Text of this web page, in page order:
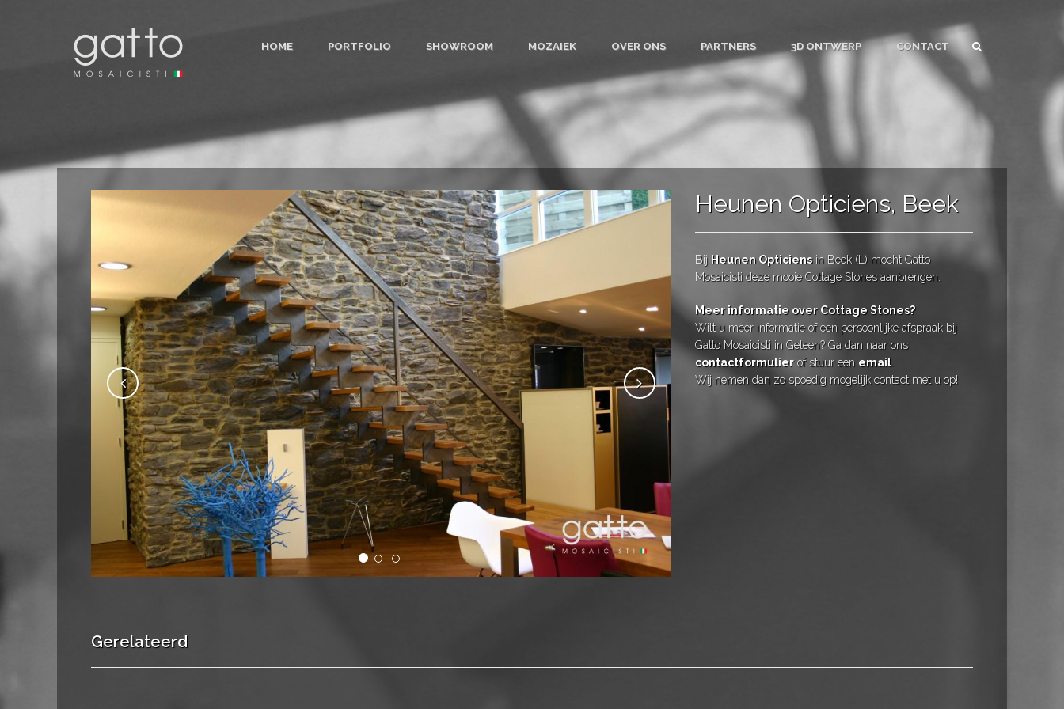
HOME PORTFOLIO SHOWROOM MOZAIEK OVER ONS PARTNERS 3D ONTWERP CONTACT
Heunen Opticiens, Beek
Bij Heunen Opticiensin Beek (L) mocht Gatto
Mosaicisti deze mooie Cottage Stones aanbrengen.
Meer informatie over Cottage Stones?
Wilt u meer informatie of een persoonlijke afspraak bij
Gatto Mosaicisti in Geleen? Ga dan naar ons
contactformulierof stuur een email.
Wij nemen dan zo spoedig mogelijk contact met u op!
Gerelateerd